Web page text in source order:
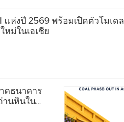
แห่งปี 2569 พร้อมเปิดตัวโมเดล
หม่ในเอเชีย
คธนาคาร
านหินใน